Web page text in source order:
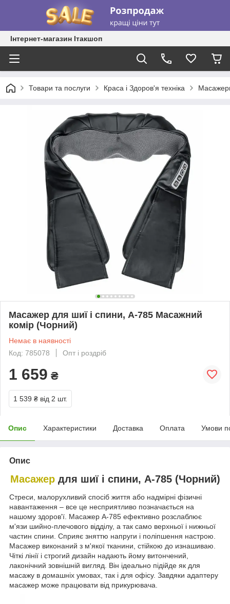
Інтернет-магазин Ітакшоп
Товари та послуги Краса і Здоров'я техніка
Масажер для шиї і спини, А-785 Масажний
комір (Чорний)
Немає в наявності
Код: 785078
Опт і роздріб
1 659 ₴
1 539 ₴ від 2 шт.
Опис Характеристики Доставка Оплата Умови
Опис
Масажердля шиї і спини, А-785 (Чорний)
Стреси, малорухливий спосіб життя або надмірні фізичні
навантаження – все це несприятливо позначається на
нашому здоров'ї. Масажер А-785 ефективно розслаблює
м'язи шийно-плечового відділу, а так само верхньої і нижньої
частин спини. Сприяє зняттю напруги і поліпшення настрою.
Масажер виконаний з м'якої тканини, стійкою до изнашиваю.
Чіткі лінії і строгий дизайн надають йому витончений,
лаконічний зовнішній вигляд. Він ідеально підійде як для
масажу в домашніх умовах, так і для офісу. Завдяки адаптеру
масажер може працювати від прикурювача.